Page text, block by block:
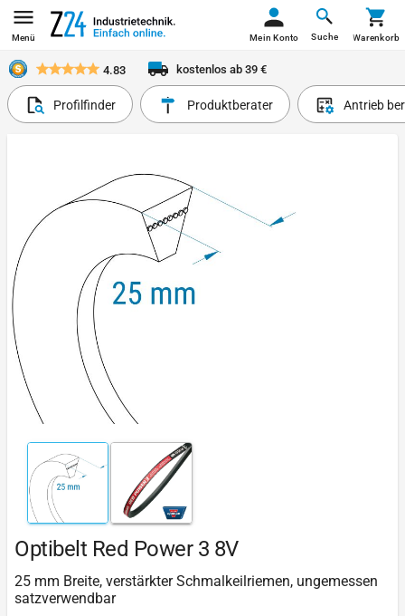
Menü Suche
Mein Konto Warenkorb
4.83 kostenlos ab 39 €
Profilfinder Produktberater Antrieb
Optibelt Red Power 3 8V
25 mm Breite, verstärkter Schmalkeilriemen, ungemessen
satzverwendbar